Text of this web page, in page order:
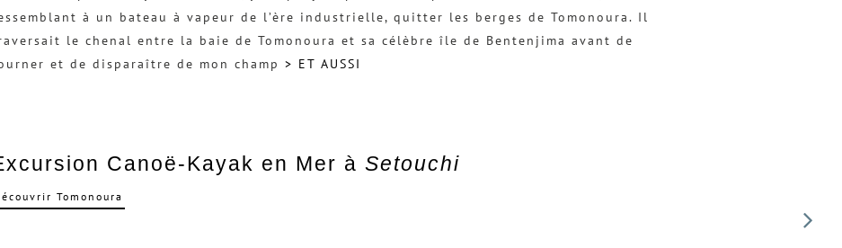
à un bateau à vapeur de l’ère industrielle, quitter les berges de Tomonoura. Il
le chenal entre la baie de Tomonoura et sa célèbre île de Bentenjima avant de
et de disparaître de mon champ > ET AUSSI
Canoë-Kayak en Mer à Setouchi
Tomonoura